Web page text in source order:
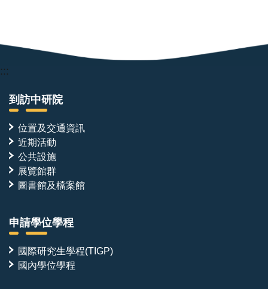
:::
到訪中研院
位置及交通資訊
近期活動
公共設施
展覽館群
圖書館及檔案館
申請學位學程
國際研究生學程(TIGP)
國內學位學程